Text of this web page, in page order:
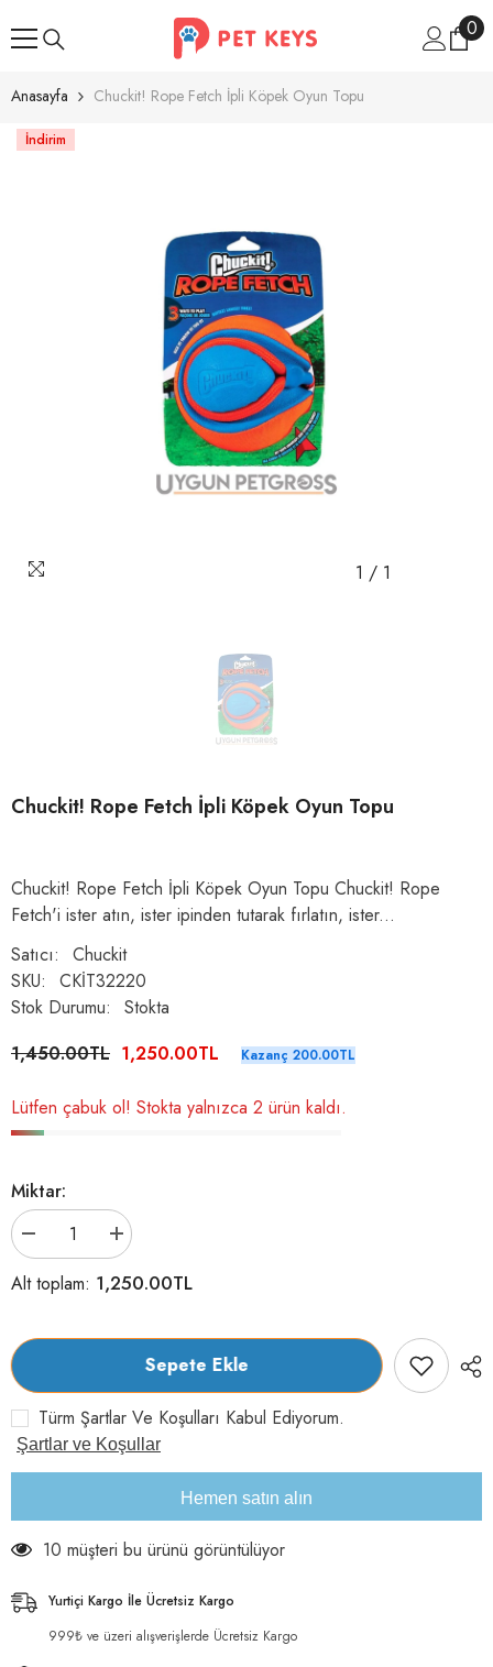
00
Anasayfa Chuckit! Rope Fetch İpli Köpek Oyun Topu
İndirim
1 / 1
Chuckit! Rope Fetch İpli Köpek Oyun Topu
Chuckit! Rope Fetch İpli Köpek Oyun Topu Chuckit! Rope
Fetch'i ister atın, ister ipinden tutarak fırlatın, ister...
Satıcı:
Chuckit
SKU:
CKİT32220
Stok Durumu:
Stokta
1,450.00TL 1,250.00TL Kazanç 200.00TL
Lütfen çabuk ol! Stokta yalnızca 2 ürün kaldı.
Miktar:
Chuckit!
Rope
Fetch
İpli
Topu
azaltın
Chuckit!
Rope
Fetch
İpli
Topu
artırın
Alt toplam: 1,250.00TL
Sepete Ekle
Türm Şartlar Ve Koşulları Kabul Ediyorum.
Şartlar ve Koşullar
Hemen satın alın
10 müşteri bu ürünü görüntülüyor
Yurtiçi Kargo İle Ücretsiz Kargo
999₺ ve üzeri alışverişlerde Ücretsiz Kargo